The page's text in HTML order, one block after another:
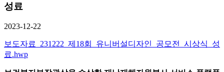
성료
2023-12-22
보도자료_231222_제18회_유니버설디자인_공모전_시상식_성
료.hwp